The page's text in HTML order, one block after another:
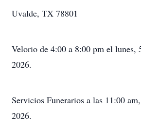
Uvalde, TX 78801
Velorio de 4:00 a 8:00 pm el lunes,
2026.
Servicios Funerarios a las 11:00
2026.